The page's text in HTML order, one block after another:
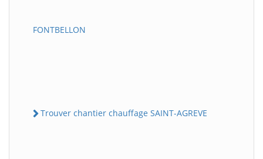
FONTBELLON
Trouver chantier chauffage SAINT-AGREVE